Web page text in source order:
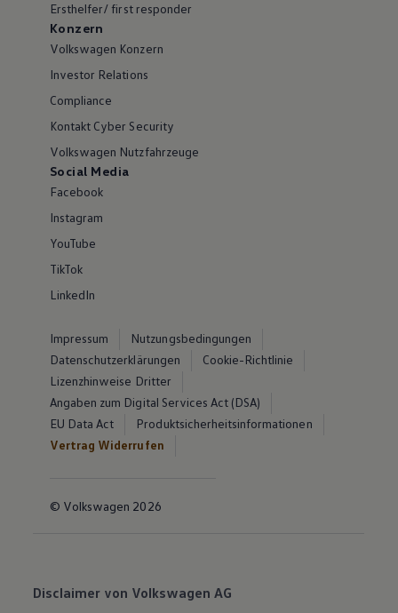
Ersthelfer/ first responder
Konzern
Volkswagen Konzern
Investor Relations
Compliance
Kontakt Cyber Security
Volkswagen Nutzfahrzeuge
Social Media
Facebook
Instagram
YouTube
TikTok
LinkedIn
Impressum
Nutzungsbedingungen
Datenschutzerklärungen
Cookie-Richtlinie
Lizenzhinweise Dritter
Angaben zum Digital Services Act (DSA)
EU Data Act
Produktsicherheitsinformationen
Vertrag Widerrufen
© Volkswagen 2026
Disclaimer von Volkswagen AG